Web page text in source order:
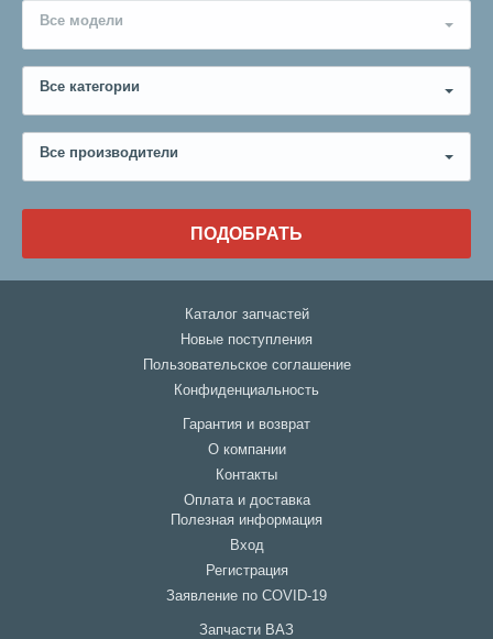
Все модели
Все категории
Все производители
ПОДОБРАТЬ
Каталог запчастей
Новые поступления
Пользовательское соглашение
Конфиденциальность
Гарантия и возврат
О компании
Контакты
Оплата и доставка
Полезная информация
Вход
Регистрация
Заявление по COVID-19
Запчасти ВАЗ